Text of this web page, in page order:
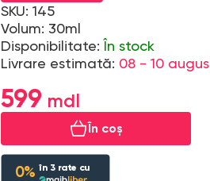
SKU: 145
Volum: 30ml
Disponibilitate:În stock
Livrare estimată: 08 - 10
599
În coș
0% în 3rate cu